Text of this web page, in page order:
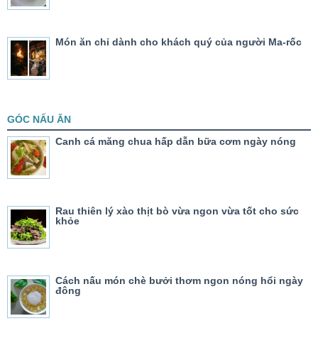
Món ăn chỉ dành cho khách quý của người Ma-rốc
GÓC NẤU ĂN
Canh cá măng chua hấp dẫn bữa cơm ngày nóng
Rau thiên lý xào thịt bò vừa ngon vừa tốt cho sức
khỏe
Cách nấu món chè bưởi thơm ngon nóng hổi ngày
đông